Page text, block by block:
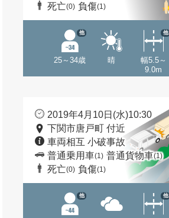
死亡(0) 負傷(1)
25～34歳
他
晴
幅5.5～
9.0m
他
2019年4月10日(水)10:30
下関市唐戸町 付近
車両相互 小破事故
普通乗用車(1) 普通貨物車(1)
死亡(0) 負傷(1)
他 他